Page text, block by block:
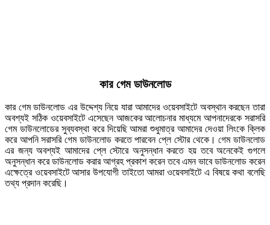
কার গেম ডাউনলোড
কার গেম ডাউনলোড এর উদ্দেশ্য নিয়ে যারা আমাদের ওয়েবসাইটে অবস্থান করছেন তারা
অবশ্যই সঠিক ওয়েবসাইটে এসেছেন আজকের আলোচনার মাধ্যমে আপনাদেরকে সরাসরি
গেম ডাউনলোডের সুব্যবস্থা করে দিয়েছি আমরা শুধুমাত্র আমাদের দেওয়া লিংকে ক্লিক
করে আপনি সরাসরি গেম ডাউনলোড করতে পারবেন প্লে স্টোর থেকে। গেম ডাউনলোড
এর জন্য অবশ্যই আমাদের প্লে স্টোরে অনুসন্ধান করতে হয় তবে অনেকেই গুগলে
অনুসন্ধান করে ডাউনলোড করার আগ্রহ প্রকাশ করেন তবে এমন ভাবে ডাউনলোড করেন
এক্ষেত্রে ওয়েবসাইটে আসার উপযোগী তাইতো আমরা ওয়েবসাইটে এ বিষয়ে কথা বলেছি
তথ্য প্রদান করেছি।